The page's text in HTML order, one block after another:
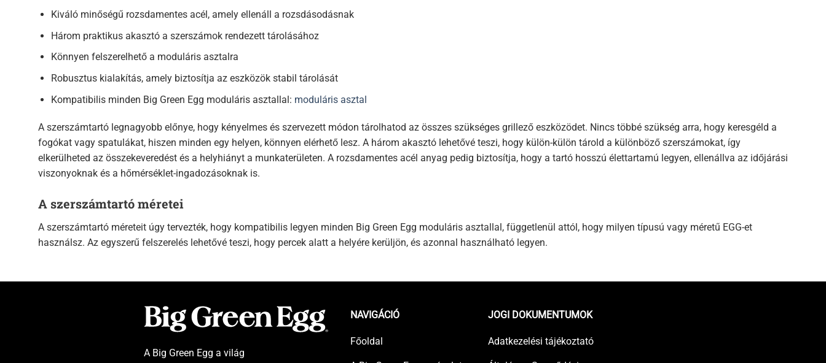
Kiváló minőségű rozsdamentes acél, amely ellenáll a rozsdásodásnak
Három praktikus akasztó a szerszámok rendezett tárolásához
Könnyen felszerelhető a moduláris asztalra
Robusztus kialakítás, amely biztosítja az eszközök stabil tárolását
Kompatibilis minden Big Green Egg moduláris asztallal: moduláris asztal
A szerszámtartó legnagyobb előnye, hogy kényelmes és szervezett módon tárolhatod az összes szükséges grillező eszközödet. Nincs többé szükség arra, hogy keresgéld a
fogókat vagy spatulákat, hiszen minden egy helyen, könnyen elérhető lesz. A három akasztó lehetővé teszi, hogy külön-külön tárold a különböző szerszámokat, így
elkerülheted az összekeveredést és a helyhiányt a munkaterületen. A rozsdamentes acél anyag pedig biztosítja, hogy a tartó hosszú élettartamú legyen, ellenállva az időjárási
viszonyoknak és a hőmérséklet-ingadozásoknak is.
A szerszámtartó méretei
A szerszámtartó méreteit úgy tervezték, hogy kompatibilis legyen minden Big Green Egg moduláris asztallal, függetlenül attól, hogy milyen típusú vagy méretű EGG-et
használsz. Az egyszerű felszerelés lehetővé teszi, hogy percek alatt a helyére kerüljön, és azonnal használható legyen.
A Big Green Egg a világ
NAVIGÁCIÓ
Főoldal
JOGI DOKUMENTUMOK
Adatkezelési tájékoztató